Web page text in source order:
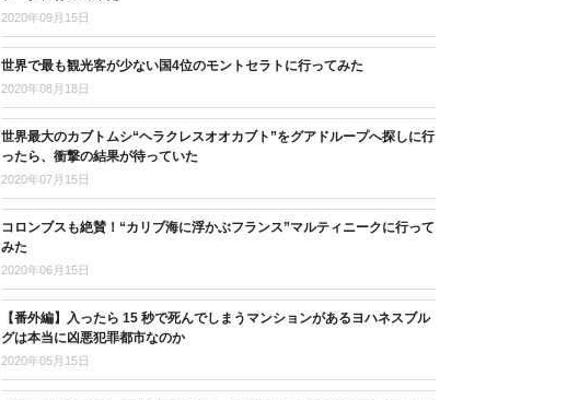
2020年09月15日
世界で最も観光客が少ない国4位のモントセラトに行ってみた
2020年08月18日
世界最大のカブトムシ“ヘラクレスオオカブト”をグアドループへ探しに行
ったら、衝撃の結果が待っていた
2020年07月15日
コロンブスも絶賛！“カリブ海に浮かぶフランス”マルティニークに行って
みた
2020年06月15日
【番外編】入ったら 15 秒で死んでしまうマンションがあるヨハネスブル
グは本当に凶悪犯罪都市なのか
2020年05月15日